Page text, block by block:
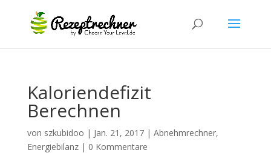
Kaloriendefizit
Berechnen
von szkubidoo | Jan. 21, 2017| Abnehmrechner,
Energiebilanz| 0 Kommentare